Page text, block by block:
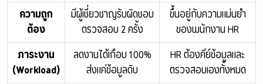
ความถูก
ต้อง
มีผู้เชี่ยวชาญรับผิดชอบ
ตรวจสอบ 2 ครั้ง
ขึ้นอยู่กับความแม่นยำ
ของพนักงาน HR
ภาระงาน
(Workload)
ลดงานได้เกือบ 100%
ส่งแค่ข้อมูลดิบ
HR ต้องคีย์ข้อมูลและ
ตรวจสอบเองทั้งหมด